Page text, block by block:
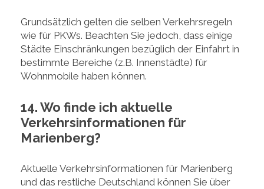
Grundsätzlich gelten die selben Verkehrsregeln
wie für PKWs. Beachten Sie jedoch, dass einige
Städte Einschränkungen bezüglich der Einfahrt in
bestimmte Bereiche (z.B. Innenstädte) für
Wohnmobile haben können.
14. Wo finde ich aktuelle
Verkehrsinformationen für
Marienberg?
Aktuelle Verkehrsinformationen für Marienberg
und das restliche Deutschland können Sie über